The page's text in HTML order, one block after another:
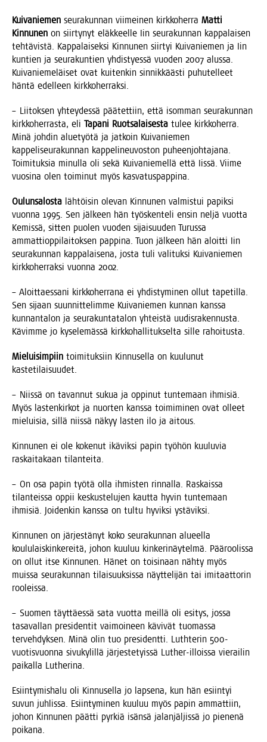
Kui­va­nie­men seu­ra­kun­nan vii­mei­nen kirk­ko­her­ra Mat­ti
Kin­nu­nen on siir­ty­nyt eläk­keel­le Iin seu­ra­kun­nan kap­pa­lai­sen
teh­tä­vis­tä. Kap­pa­lai­sek­si Kin­nu­nen siir­tyi Kui­va­nie­men ja Iin
kun­tien ja seu­ra­kun­tien yhdis­tyes­sä vuo­den 2007 alus­sa.
Kui­va­nie­me­läi­set ovat kui­ten­kin sin­nik­kääs­ti puhu­tel­leet
hän­tä edel­leen kirkkoherraksi.
– Lii­tok­sen yhtey­des­sä pää­tet­tiin, että isom­man seu­ra­kun­nan
kirk­ko­her­ras­ta, eli Tapa­ni Ruot­sa­lai­ses­ta tulee kirk­ko­her­ra.
Minä joh­din alue­työ­tä ja jat­koin Kui­va­nie­men
kap­pe­li­seu­ra­kun­nan kap­pe­li­neu­vos­ton puheen­joh­ta­ja­na.
Toi­mi­tuk­sia minul­la oli sekä Kui­va­nie­mel­lä että Iis­sä. Vii­me
vuo­si­na olen toi­mi­nut myös kasvatuspappina.
Oulun­sa­los­ta läh­töi­sin ole­van Kin­nu­nen val­mis­tui papik­si
vuon­na 1995. Sen jäl­keen hän työs­ken­te­li ensin nel­jä vuot­ta
Kemis­sä, sit­ten puo­len vuo­den sijai­suu­den Turus­sa
ammat­tiop­pi­lai­tok­sen pap­pi­na. Tuon jäl­keen hän aloit­ti Iin
seu­ra­kun­nan kap­pa­lai­se­na, jos­ta tuli vali­tuk­si Kui­va­nie­men
kirk­ko­her­rak­si vuon­na 2002.
– Aloit­taes­sa­ni kirk­ko­her­ra­na ei yhdis­ty­mi­nen ollut tape­til­la.
Sen sijaan suun­nit­te­lim­me Kui­va­nie­men kun­nan kans­sa
kun­nan­ta­lon ja seu­ra­kun­ta­ta­lon yhteis­tä uudis­ra­ken­nus­ta.
Kävim­me jo kyse­le­mäs­sä kirk­ko­hal­li­tuk­sel­ta sil­le rahoitusta.
Mie­lui­sim­piin toi­mi­tuk­siin Kin­nusel­la on kuu­lu­nut
kastetilaisuudet.
– Niis­sä on tavan­nut sukua ja oppi­nut tun­te­maan ihmi­siä.
Myös las­ten­kir­kot ja nuor­ten kans­sa toi­mi­mi­nen ovat olleet
mie­lui­sia, sil­lä niis­sä näkyy las­ten ilo ja aitous.
Kin­nu­nen ei ole koke­nut ikä­vik­si papin työ­hön kuu­lu­via
ras­kai­ta­kaan tilanteita.
– On osa papin työ­tä olla ihmis­ten rin­nal­la. Ras­kais­sa
tilan­teis­sa oppii kes­kus­te­lu­jen kaut­ta hyvin tun­te­maan
ihmi­siä. Joi­den­kin kans­sa on tul­tu hyvik­si ystäviksi.
Kin­nu­nen on jär­jes­tä­nyt koko seu­ra­kun­nan alu­eel­la
kou­lu­lais­kin­ke­rei­tä, johon kuu­luu kin­ke­ri­näy­tel­mä. Pää­roo­lis­sa
on ollut itse Kin­nu­nen. Hänet on toi­si­naan näh­ty myös
muis­sa seu­ra­kun­nan tilai­suuk­sis­sa näyt­te­li­jän tai imi­taat­to­rin
rooleissa.
– Suo­men täyt­täes­sä sata vuot­ta meil­lä oli esi­tys, jos­sa
tasa­val­lan pre­si­den­tit vai­moi­neen kävi­vät tuo­mas­sa
ter­veh­dyk­sen. Minä olin tuo pre­si­dent­ti. Luth­te­rin 500-
vuo­tis­vuon­na sivu­ky­lil­lä jär­jes­te­tyis­sä Lut­her-illois­sa vie­rai­lin
pai­kal­la Lutherina.
Esiin­ty­mis­ha­lu oli Kin­nusel­la jo lap­se­na, kun hän esiin­tyi
suvun juh­lis­sa. Esiin­ty­mi­nen kuu­luu myös papin ammat­tiin,
johon Kin­nu­nen päät­ti pyr­kiä isän­sä jalan­jäl­jis­sä jo pie­ne­nä
poikana.